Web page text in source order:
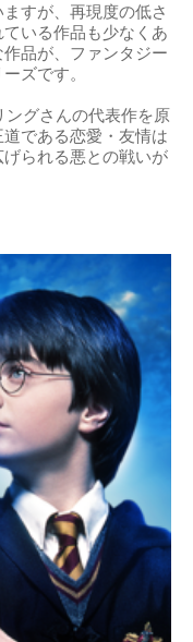
すが、再現度の低さ
いる作品も少なくあ
品が、ファンタジー
ズです。
ングさんの代表作を原
である恋愛・友情は
られる悪との戦いが